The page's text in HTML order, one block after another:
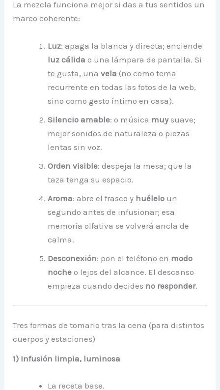
La mezcla funciona mejor si das a tus sentidos un
marco coherente:
Luz: apaga la blanca y directa; enciende
luz cálida o una lámpara de pantalla. Si
te gusta, unavela (no como tema
recurrente en todas las fotos de la web,
sino como gesto íntimo en casa).
Silencio amable: o música muysuave;
mejor sonidos de naturaleza o piezas
lentas sin voz.
Orden visible: despeja la mesa; que la
taza tenga su espacio.
Aroma: abre el frasco y huélelo un
segundo antes de infusionar; esa
memoria olfativa se volverá ancla de
calma.
Desconexión: pon el teléfono en modo
noche o lejos del alcance. El descanso
empieza cuando decides no responder.
Tres formas de tomarlo tras la cena (para distintos
cuerpos y estaciones)
1) Infusión limpia, luminosa
La receta base.